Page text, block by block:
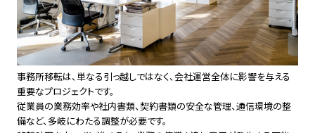
事務所移転は、単なる引っ越しではなく、会社運営全体に影響を与える
重要なプロジェクトです。
従業員の業務効率や社内書類、契約書類の安全な管理、通信環境の整
備など、多岐にわたる調整が必要です。